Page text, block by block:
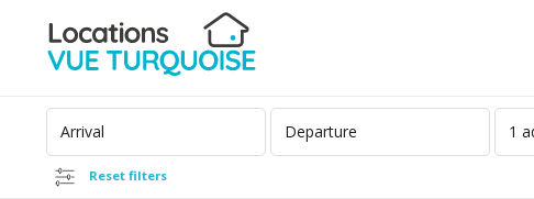
1
Reset filters